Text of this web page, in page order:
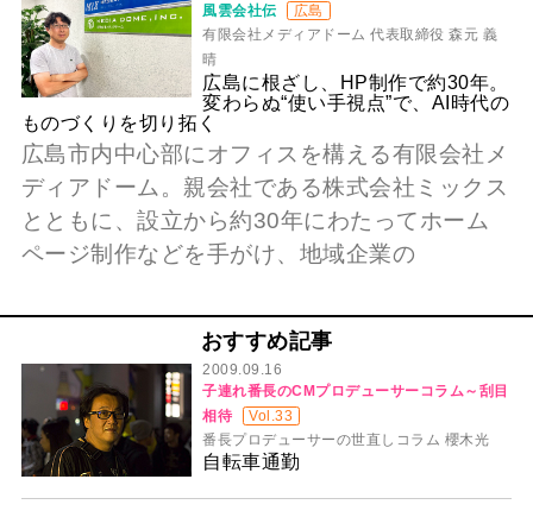
風雲会社伝
広島
有限会社メディアドーム 代表取締役 森元 義
晴
広島に根ざし、HP制作で約30年。
変わらぬ“使い手視点”で、AI時代の
ものづくりを切り拓く
広島市内中心部にオフィスを構える有限会社メ
ディアドーム。親会社である株式会社ミックス
とともに、設立から約30年にわたってホーム
ページ制作などを手がけ、地域企業の
おすすめ記事
2009.09.16
子連れ番長のCMプロデューサーコラム～刮目
相待
Vol.33
番長プロデューサーの世直しコラム 櫻木光
自転車通勤